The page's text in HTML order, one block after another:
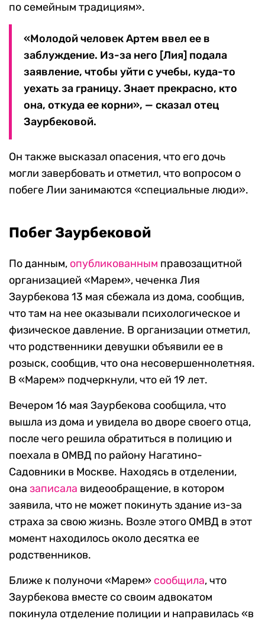
по семейным традициям».
«Молодой человек Артем ввел ее в
заблуждение. Из-за него [Лия] подала
заявление, чтобы уйти с учебы, куда-то
уехать за границу. Знает прекрасно, кто
она, откуда ее корни», — сказал отец
Заурбековой.
Он также высказал опасения, что его дочь
могли завербовать и отметил, что вопросом о
побеге Лии занимаются «специальные люди».
Побег Заурбековой
По данным, опубликованным правозащитной
организацией «Марем», чеченка Лия
Заурбекова 13 мая сбежала из дома, сообщив,
что там на нее оказывали психологическое и
физическое давление. В организации отметил,
что родственники девушки объявили ее в
розыск, сообщив, что она несовершеннолетняя.
В «Марем» подчеркнули, что ей 19 лет.
Вечером 16 мая Заурбекова сообщила, что
вышла из дома и увидела во дворе своего отца,
после чего решила обратиться в полицию и
поехала в ОМВД по району Нагатино-
Садовники в Москве. Находясь в отделении,
она записала видеообращение, в котором
заявила, что не может покинуть здание из-за
страха за свою жизнь. Возле этого ОМВД в этот
момент находилось около десятка ее
родственников.
Ближе к полуночи «Марем» сообщила, что
Заурбекова вместе со своим адвокатом
покинула отделение полиции и направилась «в